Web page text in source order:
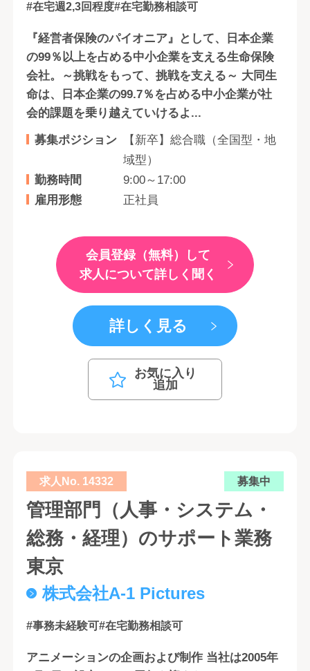
#在宅週2,3回程度#在宅勤務相談可
『経営者保険のパイオニア』として、日本企業
の99％以上を占める中小企業を支える生命保険
会社。～挑戦をもって、挑戦を支える～ 大同生
命は、日本企業の99.7％を占める中小企業が社
会的課題を乗り越えていけるよ...
募集ポジション
【新卒】総合職（全国型・地
域型）
勤務時間
9:00～17:00
雇用形態
正社員
会員登録（無料）して
求人について詳しく聞く
詳しく見る
お気に入り
追加
求人No. 14332 募集中
管理部門（人事・システム・
総務・経理）のサポート業務
東京
株式会社A-1 Pictures
#事務未経験可#在宅勤務相談可
アニメーションの企画および制作 当社は2005年